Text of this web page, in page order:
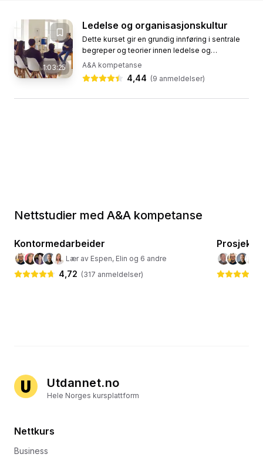
1:03:25
Ledelse og organisasjonskultur
Dette kurset gir en grundig innføring i sentrale
begreper og teorier innen ledelse og
organisasjonskultur. Deltakerne vil utforske
hvordan kultur former...
A&A kompetanse
4,44 (9 anmeldelser)
Nettstudier med A&A kompetanse
💼 Business
15 kurs· 37 timer
Kontormedarbeider
Lær av Espen, Elin og 6 andre
4,72 (317 anmeldelser)
💼
Utdannet.no
Hele Norges kursplattform
Nettkurs
Business